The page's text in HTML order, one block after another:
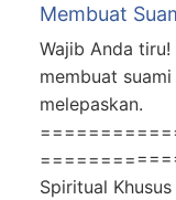
Membuat
Wajib Anda
membuat
melepaskan.
Spiritual